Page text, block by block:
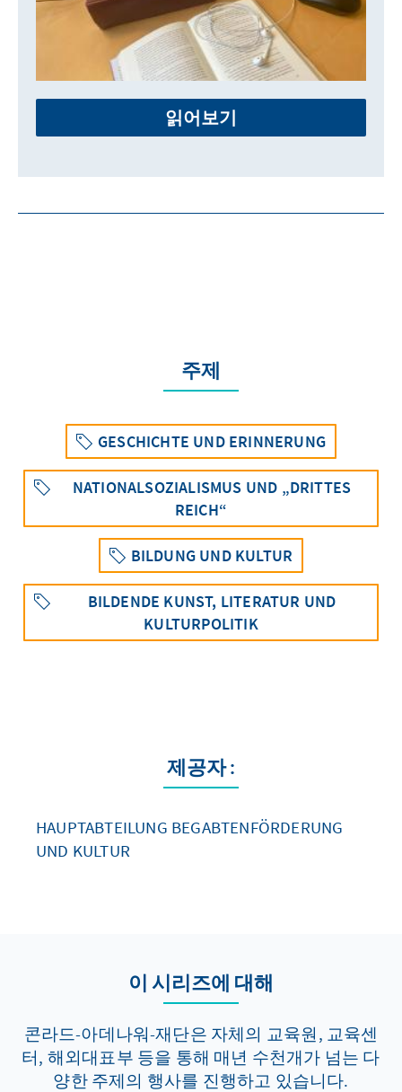
읽어보기
주제
GESCHICHTE UND ERINNERUNG
NATIONALSOZIALISMUS UND „DRITTES
REICH“
BILDUNG UND KULTUR
BILDENDE KUNST, LITERATUR UND
KULTURPOLITIK
제공자 :
HAUPTABTEILUNG BEGABTENFÖRDERUNG
UND KULTUR
이 시리즈에 대해
콘라드-아데나워-재단은 자체의 교육원, 교육센
터, 해외대표부 등을 통해 매년 수천개가 넘는 다
양한 주제의 행사를 진행하고 있습니다.